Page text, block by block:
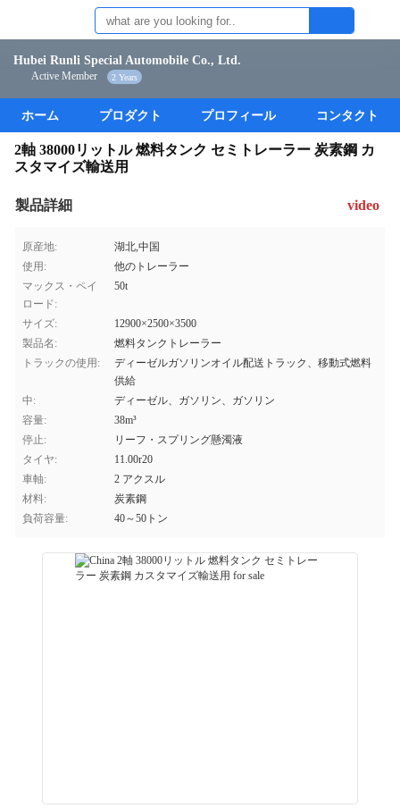
Hubei Runli Special Automobile Co., Ltd.
Active Member 2 Years
ホーム プロダクト プロフィール コンタクト
2軸 38000リットル 燃料タンク セミトレーラー 炭素鋼 カ
スタマイズ輸送用
製品詳細 video
原産地:
湖北,中国
使用:
他のトレーラー
マックス・ペイ
ロード:
50t
サイズ:
12900×2500×3500
製品名:
燃料タンクトレーラー
トラックの使用:
ディーゼルガソリンオイル配送トラック、移動式燃料
供給
中:
ディーゼル、ガソリン、ガソリン
容量:
38m³
停止:
リーフ・スプリング懸濁液
タイヤ:
11.00r20
車軸:
2 アクスル
材料:
炭素鋼
負荷容量:
40～50トン